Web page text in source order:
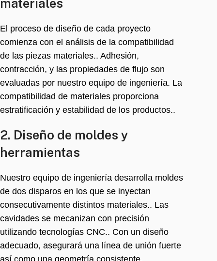
El proceso de diseño de cada proyecto
comienza con el análisis de la compatibilidad
de las piezas materiales.. Adhesión,
contracción, y las propiedades de flujo son
evaluadas por nuestro equipo de ingeniería. La
compatibilidad de materiales proporciona
estratificación y estabilidad de los productos..
2. Diseño de moldes y
herramientas
Nuestro equipo de ingeniería desarrolla moldes
de dos disparos en los que se inyectan
consecutivamente distintos materiales.. Las
cavidades se mecanizan con precisión
utilizando tecnologías CNC.. Con un diseño
adecuado, asegurará una línea de unión fuerte
así como una geometría consistente.